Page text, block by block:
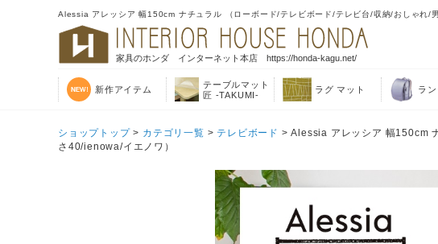
Alessia アレッシア 幅150cm ナチュラル （ローボード/テレビボード/テレビ台/収納/おしゃれ/
家具のホンダ インターネット本店 https://honda-kagu.net/
新作アイテム
テーブルマット
匠 -TAKUMI-
ラグ マット ラ
ショップトップ> カテゴリ一覧 > テレビボード > Alessia アレッシア 幅150cm
さ40/ienowa/イエノワ）